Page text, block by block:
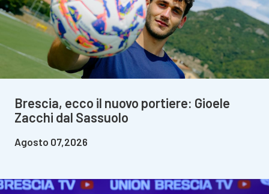
Brescia, ecco il nuovo portiere: Gioele
Zacchi dal Sassuolo
Agosto 07,2026